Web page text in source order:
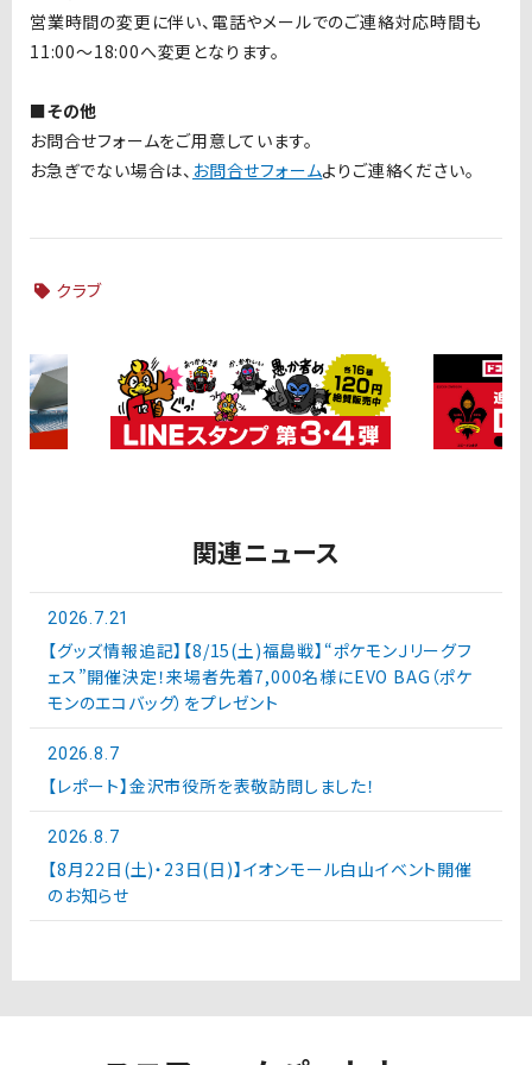
営業時間の変更に伴い、電話やメールでのご連絡対応時間も
11:00～18:00へ変更となります。
■その他
お問合せフォームをご用意しています。
お急ぎでない場合は、 お問合せフォームよりご連絡ください。
クラブ
関連ニュース
2026.7.21
【グッズ情報追記】【8/15(土)福島戦】“ポケモンＪリーグフ
ェス”開催決定！来場者先着7,000名様にEVO BAG（ポケ
モンのエコバッグ）をプレゼント
2026.8.7
【レポート】金沢市役所を表敬訪問しました！
2026.8.7
【8月22日(土)・23日(日)】イオンモール白山イベント開催
のお知らせ